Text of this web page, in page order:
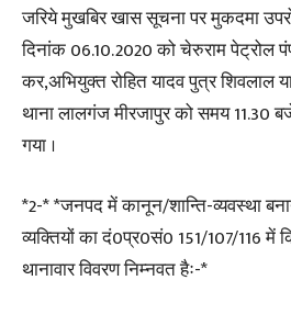
जरिये मुखबिर खास सूचना पर मुकदमा
दिनांक 06.10.2020 को चेरुराम पेट्रोल
कर,अभियुक्त रोहित यादव पुत्र शिवलाल
थाना लालगंज मीरजापुर को समय 11.30
गया ।
*2-* *जनपद में कानून/शान्ति-व्यवस्था
व्यक्तियों का दं0प्र0सं0 151/107/116 में
थानावार विवरण निम्नवत हैः-*